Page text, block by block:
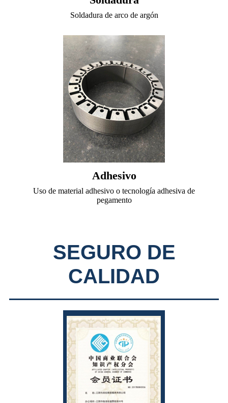
Soldadura de arco de argón
Adhesivo
Uso de material adhesivo o tecnología adhesiva de
pegamento
SEGURO DE
CALIDAD